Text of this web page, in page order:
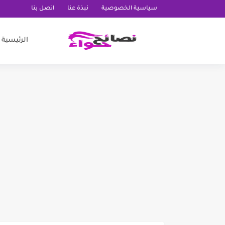
سياسية الخصوصية نبذة عنا اتصل بنا
الرئيسية